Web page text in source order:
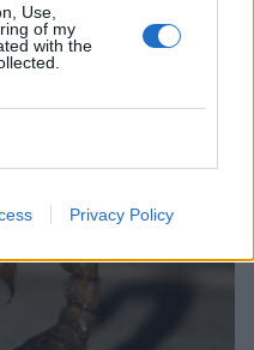
Use,
of my
with the
Privacy Policy
– koteihin